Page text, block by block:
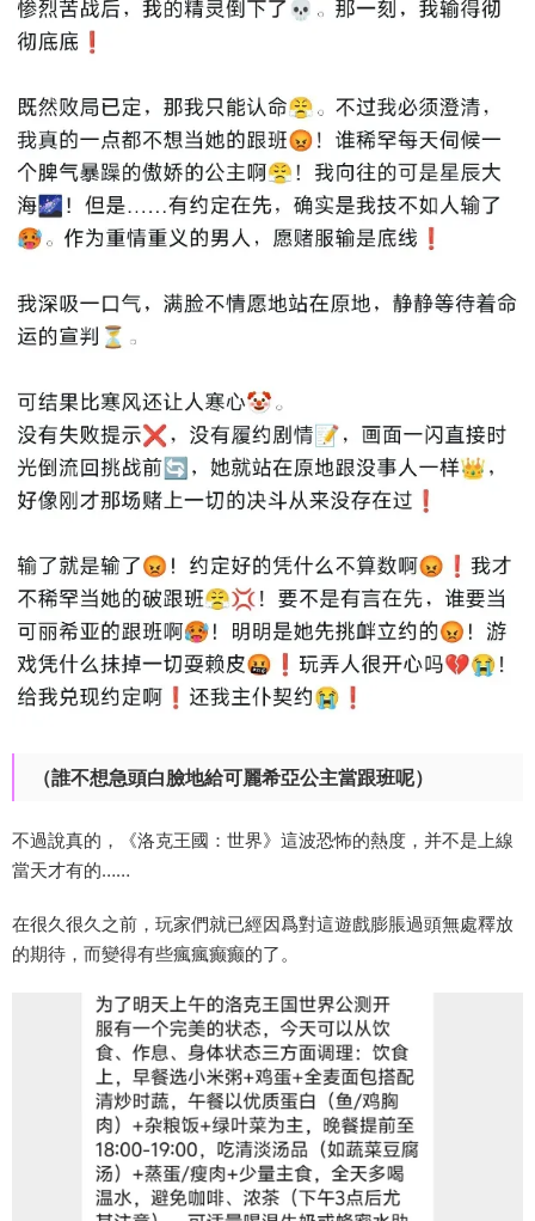
（誰不想急頭白臉地給可麗希亞公主當跟班呢）
不過說真的，《洛克王國：世界》這波恐怖的熱度，并不是上線
當天才有的……
在很久很久之前，玩家們就已經因爲對這遊戲膨脹過頭無處釋放
的期待，而變得有些瘋瘋癫癫的了。